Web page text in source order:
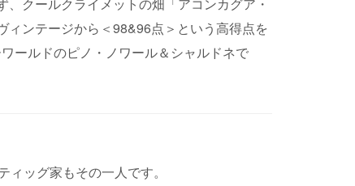
ンテージから＜98&96点＞という高得点を
ールドのピノ・ノワール＆シャルドネで
ッグ家もその一人です。